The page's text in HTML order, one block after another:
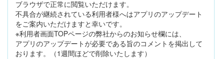
ブラウザで正常に閲覧いただけます。
不具合が継続されている利用者様へはアプリのアップデート
をご案内いただけますと幸いです。
※利用者画面TOPページの弊社からのお知らせ欄には、
アプリのアップデートが必要である旨のコメントを掲出して
おります。（1週間ほどで削除いたします）